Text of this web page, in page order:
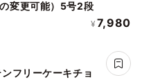
変更可能）5号2段
¥ 7,980
フリーケーキチョ